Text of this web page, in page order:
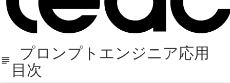
プロンプトエンジニア応用
目次